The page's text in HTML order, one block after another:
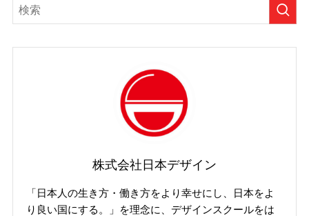
株式会社日本デザイン
「日本人の生き方・働き方をより幸せにし、日本をよ
り良い国にする。」を理念に、デザインスクールをは